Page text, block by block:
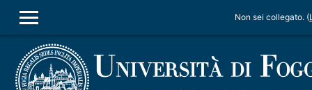
PANNELLO LATERALE
Non sei collegato. (